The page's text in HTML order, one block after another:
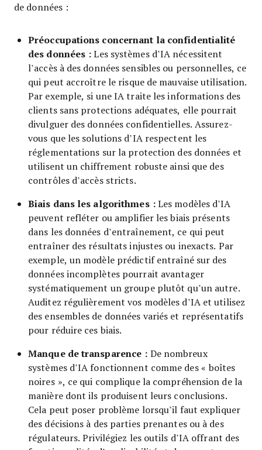
de données :
Préoccupations concernant la confidentialité
des données :Les systèmes d’IA nécessitent
l’accès à des données sensibles ou personnelles, ce
qui peut accroître le risque de mauvaise utilisation.
Par exemple, si une IA traite les informations des
clients sans protections adéquates, elle pourrait
divulguer des données confidentielles. Assurez-
vous que les solutions d’IA respectent les
réglementations sur la protection des données et
utilisent un chiffrement robuste ainsi que des
contrôles d’accès stricts.
Biais dans les algorithmes :Les modèles d’IA
peuvent refléter ou amplifier les biais présents
dans les données d’entraînement, ce qui peut
entraîner des résultats injustes ou inexacts. Par
exemple, un modèle prédictif entraîné sur des
données incomplètes pourrait avantager
systématiquement un groupe plutôt qu’un autre.
Auditez régulièrement vos modèles d’IA et utilisez
des ensembles de données variés et représentatifs
pour réduire ces biais.
Manque de transparence : De nombreux
systèmes d’IA fonctionnent comme des « boîtes
noires », ce qui complique la compréhension de la
manière dont ils produisent leurs conclusions.
Cela peut poser problème lorsqu’il faut expliquer
des décisions à des parties prenantes ou à des
régulateurs. Privilégiez les outils d’IA offrant des